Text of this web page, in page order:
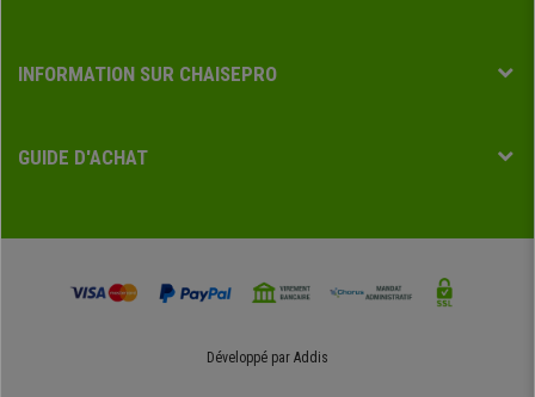
INFORMATION SUR CHAISEPRO
GUIDE D'ACHAT
Développé par Addis